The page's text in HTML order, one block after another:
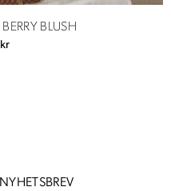
BLUSH
kr